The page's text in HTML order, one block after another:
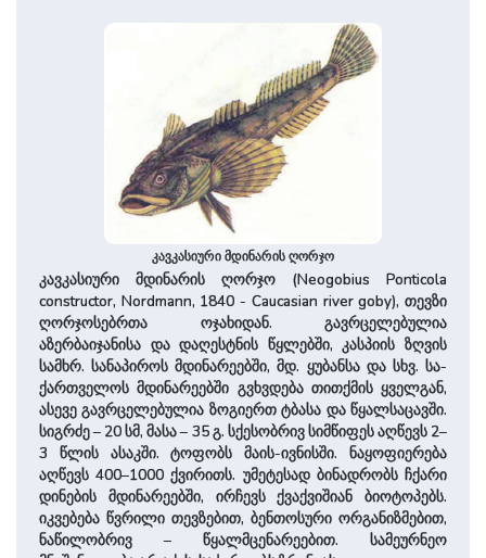
კავკასიური მდინარის ღორჯო
კავკასიური მდინარის ღორჯო (Neogobius Ponticola
constructor, Nordmann, 1840 - Caucasian river goby), თევზი
ღორჯოსებრთა ოჯახიდან. გავრცელებულია
აზერბაიჯანისა და დაღესტნის წყლებში, კასპიის ­ზღვის
სამხრ. სანაპი­როს მდინარეებში, მდ. ყუბანსა და სხვ. სა­
ქარ­თვე­ლოს მდინარეებში გვხვდე­ბა თითქმის ყველგან,
ასევე გავრცელებულია ზოგიერთ ტბასა და წყალსაცავში.
სიგრ­ძე – 20 სმ, მასა – 35 გ. სქესობრივ სიმწიფეს აღწევს 2–
3 წლის ასაკში. ტოფობს მაის-ივნისში. ნაყოფიერება
აღწევს 400–1000 ქვირითს. უმეტესად ბინადრობს ჩქარი
დი­ნების მდინარეებში, ირჩევს ქვა­ქვიშიან ბიოტოპებს.
იკვებება წვრი­ლი თევზებით, ბენთოსური ორ­განიზმებით,
ნაწილობრივ – წყალმცე­ნარეებით. სამეურნეო